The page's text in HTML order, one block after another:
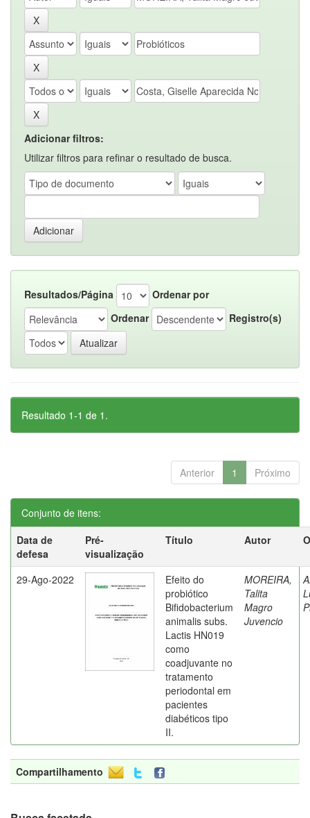
Adicionar filtros:
Utilizar filtros para refinar o resultado de busca.
Resultados/Página
Ordenar por
Ordenar
Registro(s)
Resultado 1-1 de 1.
Anterior 1 Próximo
Conjunto de itens:
Data de
defesa
Pré-
visualização
Título Autor
29-Ago-2022
Efeito do
probiótico
Bifidobacterium
animalis subs.
Lactis HN019
como
coadjuvante no
tratamento
periodontal em
pacientes
diabéticos tipo
II.
MOREIRA,
Talita
Magro
Juvencio
Compartilhamento